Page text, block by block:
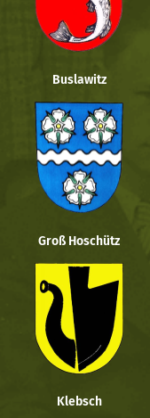
Buslawitz
Groß Hoschütz
Klebsch